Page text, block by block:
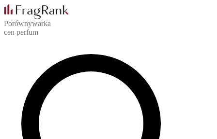
Porównywarka
cen perfum